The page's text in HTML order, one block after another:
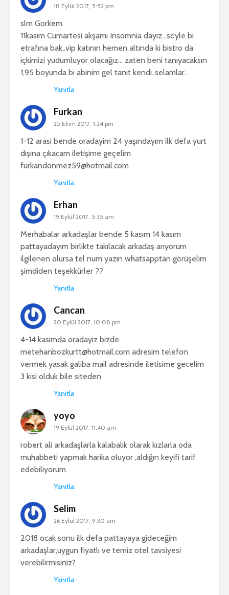
18 Eylül 2017, 5:52 pm
slm Gorkem
11kasım Cumartesi akşamı Insomnia dayız…söyle bi
etrafına bak..vip katının hemen altında ki bistro da
içkimizi yudumluyor olacağız… zaten beni tanıyacaksın
1,95 boyunda bi abinim gel tanıt kendi..selamlar..
Yanıtla
Furkan
25 Ekim 2017, 1:24 pm
1-12 arasi bende oradayim 24 yaşındayım ilk defa yurt
dışına çıkacam iletişime geçelim
furkandonmez59@hotmail.com
Yanıtla
Erhan
19 Eylül 2017, 5:35 am
Merhabalar arkadaşlar bende 5 kasım 14 kasım
pattayadayım birlikte takılacak arkadaş arıyorum
ilgilenen olursa tel num yazın whatsapptan görüşelim
şimdiden teşekkürler ??
Yanıtla
Cancan
20 Eylül 2017, 10:08 pm
4-14 kasimda oradayiz bizde
metehanbozkurtt@hotmail.com adresim telefon
vermek yasak galiba mail adresinde iletisime gecelim
3 kisi olduk bile siteden
Yanıtla
yoyo
19 Eylül 2017, 11:40 am
robert ali arkadaşlarla kalabalık olarak kızlarla oda
muhabbeti yapmak harika oluyor ,aldığın keyifi tarif
edebiliyorum
Yanıtla
Selim
26 Eylül 2017, 9:30 am
2018 ocak sonu ilk defa pattayaya gideceğim
arkadaşlar,uygun fiyatlı ve temiz otel tavsiyesi
verebilirmisiniz?
Yanıtla